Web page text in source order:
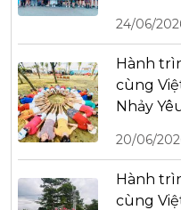
24/06/
Hành
cùng
Nhảy
20/06/
Hành
cùng